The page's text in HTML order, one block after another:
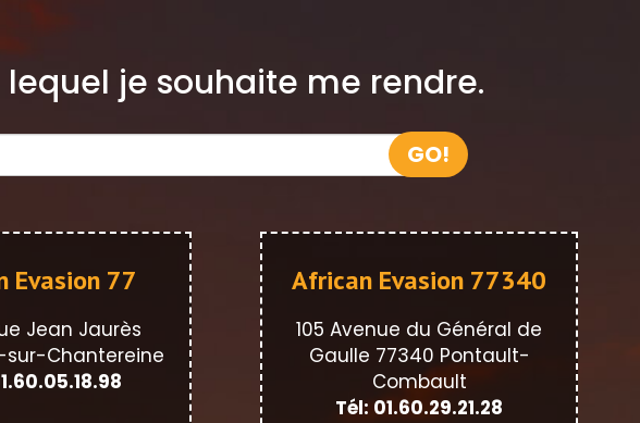
je souhaite me rendre.
GO!
Evasion 77
Jean Jaurès
sur-Chantereine
African Evasion 77340
105 Avenue du Général de
Gaulle 77340 Pontault-
Combault
Tél: 01.60.29.21.28